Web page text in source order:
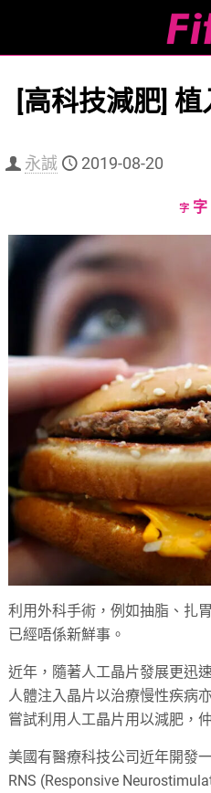
[高科技減肥]
永誠 2019-08-20
字 字
利用外科手術，例如抽脂、扎
已經唔係新鮮事。
近年，隨著人工晶片發展更迅
人體注入晶片以治療慢性疾病
嘗試利用人工晶片用以減肥，
美國有醫療科技公司近年開發
RNS (Responsive